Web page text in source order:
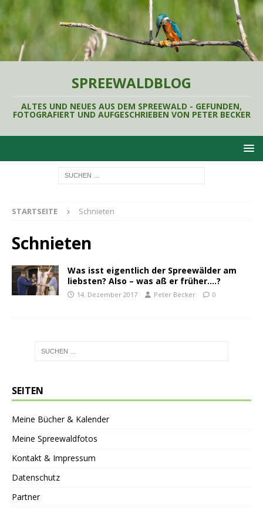
SPREEWALDBLOG
ALTES UND NEUES AUS DEM SPREEWALD - GEFUNDEN,
FOTOGRAFIERT UND AUFGESCHRIEBEN VON PETER BECKER
STARTSEITE Schnieten
Schnieten
Was isst eigentlich der Spreewälder am
liebsten? Also – was aß er früher….?
14. Dezember 2017 Peter Becker 0
SEITEN
Meine Bücher & Kalender
Meine Spreewaldfotos
Kontakt & Impressum
Datenschutz
Partner